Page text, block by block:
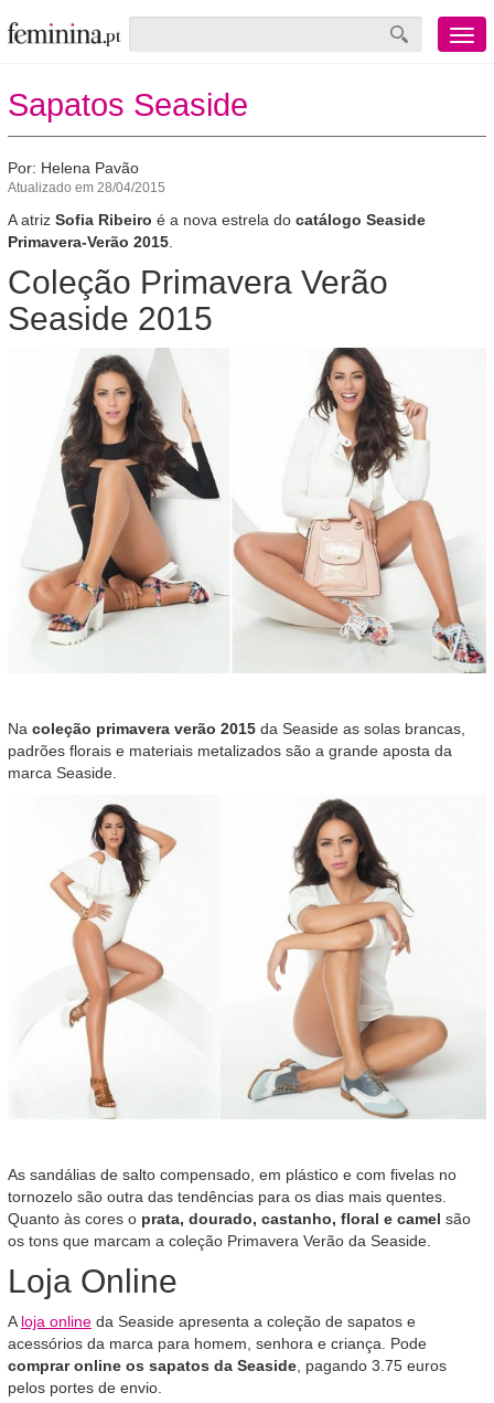
Menu
mobile
Sapatos Seaside
Por: Helena Pavão
Atualizado em 28/04/2015
A atriz Sofia Ribeiro é a nova estrela do catálogo Seaside
Primavera-Verão 2015
Coleção Primavera Verão
Seaside 2015
Na coleção primavera verão 2015 da Seaside as solas brancas,
padrões florais e materiais metalizados são a grande aposta da
marca Seaside.
As sandálias de salto compensado, em plástico e com fivelas no
tornozelo são outra das tendências para os dias mais quentes.
Quanto às cores o prata, dourado, castanho, floral e camel são
os tons que marcam a coleção Primavera Verão da Seaside.
Loja Online
A loja online da Seaside apresenta a coleção de sapatos e
acessórios da marca para homem, senhora e criança. Pode
comprar online os sapatos da Seaside , pagando 3.75 euros
pelos portes de envio.